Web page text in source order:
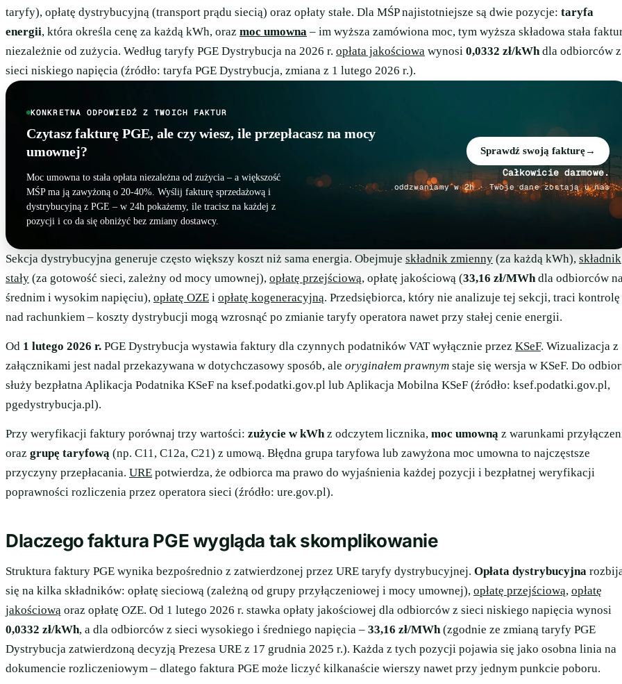
taryfy), opłatę dystrybucyjną (transport prądu siecią) oraz opłaty stałe. Dla MŚP najistotniejsze są dwie pozycje: taryfa
energii, która określa cenę za każdą kWh, oraz moc umowna – im wyższa zamówiona moc, tym wyższa składowa stała
niezależnie od zużycia. Według taryfy PGE Dystrybucja na 2026 r. opłata jakościowa wynosi 0,0332 zł/kWhdla odbiorców z
sieci niskiego napięcia (źródło: taryfa PGE Dystrybucja, zmiana z 1 lutego 2026 r.).
KONKRETNA ODPOWIEDŹ Z TWOICH FAKTUR
Czytasz fakturę PGE, ale czy wiesz, ile przepłacasz na mocy
umownej?
Moc umowna to stała opłata niezależna od zużycia – a większość
MŚP ma ją zawyżoną o 20-40%. Wyślij fakturę sprzedażową i
dystrybucyjną z PGE – w 24h pokażemy, ile tracisz na każdej z
pozycji i co da się obniżyć bez zmiany dostawcy.
Sprawdź swoją fakturę→
Całkowicie darmowe.
oddzwaniamy w 2h · Twoje dane zostają u nas
Sekcja dystrybucyjna generuje często większy koszt niż sama energia. Obejmuje składnik zmienny (za każdą kWh), składnik
stały (za gotowość sieci, zależny od mocy umownej), opłatę przejściową, opłatę jakościową (33,16 zł/MWhdla odbiorców
średnim i wysokim napięciu), opłatę OZE i opłatę kogeneracyjną. Przedsiębiorca, który nie analizuje tej sekcji, traci kontrolę
nad rachunkiem – koszty dystrybucji mogą wzrosnąć po zmianie taryfy operatora nawet przy stałej cenie energii.
Od 1 lutego 2026 r. PGE Dystrybucja wystawia faktury dla czynnych podatników VAT wyłącznie przez KSeF. Wizualizacja z
załącznikami jest nadal przekazywana w dotychczasowy sposób, ale oryginałem prawnym staje się wersja w KSeF. Do
służy bezpłatna Aplikacja Podatnika KSeF na ksef.podatki.gov.pl lub Aplikacja Mobilna KSeF (źródło: ksef.podatki.gov.pl,
pgedystrybucja.pl).
Przy weryfikacji faktury porównaj trzy wartości: zużycie w kWhz odczytem licznika, moc umowną z warunkami
oraz grupę taryfową (np. C11, C12a, C21) z umową. Błędna grupa taryfowa lub zawyżona moc umowna to najczęstsze
przyczyny przepłacania. URE potwierdza, że odbiorca ma prawo do wyjaśnienia każdej pozycji i bezpłatnej weryfikacji
poprawności rozliczenia przez operatora sieci (źródło: ure.gov.pl).
Dlaczego faktura PGE wygląda tak skomplikowanie
Struktura faktury PGE wynika bezpośrednio z zatwierdzonej przez URE taryfy dystrybucyjnej. Opłata dystrybucyjna
się na kilka składników: opłatę sieciową (zależną od grupy przyłączeniowej i mocy umownej), opłatę przejściową, opłatę
jakościową oraz opłatę OZE. Od 1 lutego 2026 r. stawka opłaty jakościowej dla odbiorców z sieci niskiego napięcia wynosi
0,0332 zł/kWh, a dla odbiorców z sieci wysokiego i średniego napięcia – 33,16 zł/MWh(zgodnie ze zmianą taryfy PGE
Dystrybucja zatwierdzoną decyzją Prezesa URE z 17 grudnia 2025 r.). Każda z tych pozycji pojawia się jako osobna linia na
dokumencie rozliczeniowym – dlatego faktura PGE może liczyć kilkanaście wierszy nawet przy jednym punkcie poboru.